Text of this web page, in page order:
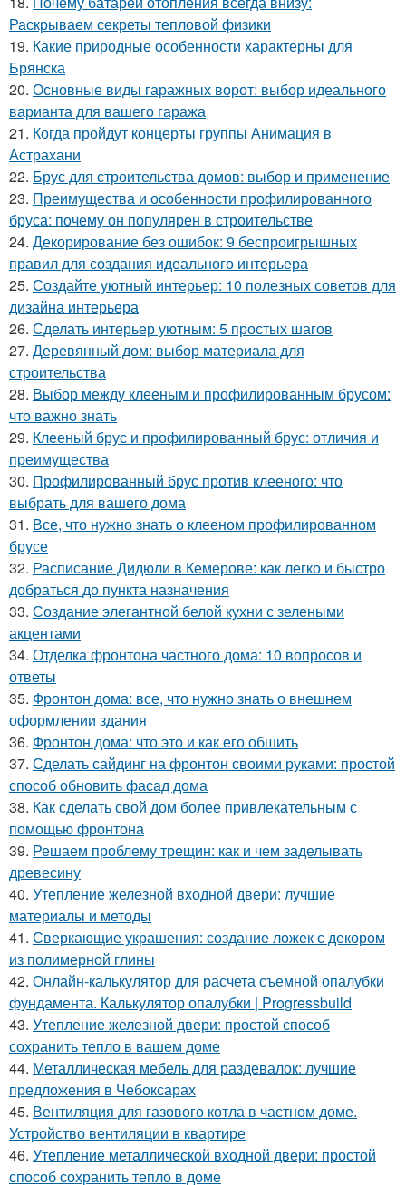
Раскрываем секреты тепловой физики
19. Какие природные особенности характерны для
Брянска
20. Основные виды гаражных ворот: выбор идеального
варианта для вашего гаража
21. Когда пройдут концерты группы Анимация в
Астрахани
22. Брус для строительства домов: выбор и применение
23. Преимущества и особенности профилированного
бруса: почему он популярен в строительстве
24. Декорирование без ошибок: 9 беспроигрышных
правил для создания идеального интерьера
25. Создайте уютный интерьер: 10 полезных советов для
дизайна интерьера
26. Сделать интерьер уютным: 5 простых шагов
27. Деревянный дом: выбор материала для
строительства
28. Выбор между клееным и профилированным брусом:
что важно знать
29. Клееный брус и профилированный брус: отличия и
преимущества
30. Профилированный брус против клееного: что
выбрать для вашего дома
31. Все, что нужно знать о клееном профилированном
брусе
32. Расписание Дидюли в Кемерове: как легко и быстро
добраться до пункта назначения
33. Создание элегантной белой кухни с зелеными
акцентами
34. Отделка фронтона частного дома: 10 вопросов и
ответы
35. Фронтон дома: все, что нужно знать о внешнем
оформлении здания
36. Фронтон дома: что это и как его обшить
37. Сделать сайдинг на фронтон своими руками: простой
способ обновить фасад дома
38. Как сделать свой дом более привлекательным с
помощью фронтона
39. Решаем проблему трещин: как и чем заделывать
древесину
40. Утепление железной входной двери: лучшие
материалы и методы
41. Сверкающие украшения: создание ложек с декором
из полимерной глины
42. Онлайн-калькулятор для расчета съемной опалубки
фундамента. Калькулятор опалубки | Progressbuild
43. Утепление железной двери: простой способ
сохранить тепло в вашем доме
44. Металлическая мебель для раздевалок: лучшие
предложения в Чебоксарах
45. Вентиляция для газового котла в частном доме.
Устройство вентиляции в квартире
46. Утепление металлической входной двери: простой
способ сохранить тепло в доме